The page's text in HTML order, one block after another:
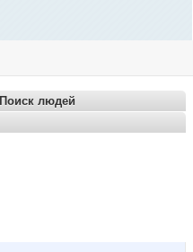
Поиск людей